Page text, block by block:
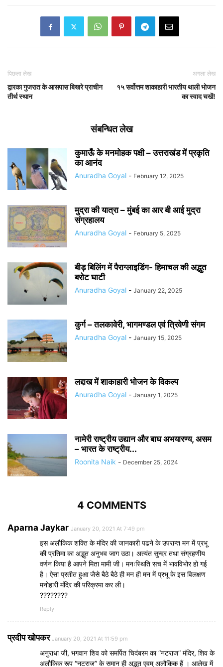
पिछला लेख
द्वारका गुजरात के आसपास बिखरे प्राचीन
तीर्थ स्थान
अगला लेख
१५ सर्वोत्तम शाकाहारी भारतीय थाली भोजन
का स्वाद चखें!
संबन्धित लेख
कुमाऊँ के मनमोहक पक्षी – उत्तराखंड में प्रकृति
का आनंद
Anuradha Goyal - February 12, 2025
मुद्रा की यात्रा – मुंबई का आर बी आई मुद्रा
संग्रहालय
Anuradha Goyal - February 5, 2025
बीड़ बिलिंग में पैराग्लाइडिंग- हिमाचल की अद्भुत
बरोट घाटी
Anuradha Goyal - January 22, 2025
कुर्ग – तलकावेरी, भागमण्डल एवं त्रिवेणी संगम
Anuradha Goyal - January 15, 2025
लद्दाख में शाकाहारी भोजन के विकल्प
Anuradha Goyal - January 1, 2025
नामेरी राष्ट्रीय उद्यान और बाघ अभयारण्य, असम
– भारत के राष्ट्रीय...
Roonita Naik - December 25, 2024
4 COMMENTS
Aparna Jaykar January 20, 2021 At 7:49 pm
इस अलौकिक शक्ति के मंदिर की जानकारी पढने के उपरान्त मन में प्रभू
की प्रतिमा का अद्भुत अनुभव जाग उठा। अत्यंत सुन्दर तथा संग्रहणीय
वर्णन किया है आपने मिता मामी जी। मनःस्थिति सच में भावविभोर हो गई
है। ऐसा प्रतीत हुआ जैसे बैठे बैठे ही मन ही मन में प्रभू के इस विलक्षण
मनोहारी मंदिर की परिक्रमा कर ली।
????????
Reply
प्रदीप खोपकर January 20, 2021 At 11:59 pm
अनुराधा जी, भगवान शिव को समर्पित चिदंबरम का “नटराज” मंदिर, शिव के
अलौकिक रूप “नटराज” के समान ही अद्भुत एवम् अलौकिक हैं । आलेख में